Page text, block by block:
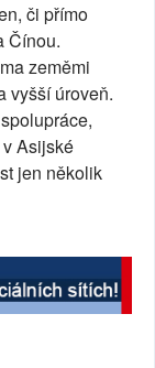
či přímo
Čínou.
zeměmi
vyšší úroveň.
Asijské
jen několik